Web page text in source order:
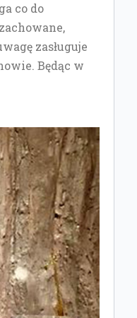
co do
zasługuje
Będąc w